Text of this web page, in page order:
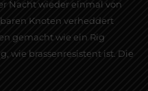
Nacht wieder einmal von
Knoten verheddert
gemacht wie ein Rig
wie brassenresistent ist. Die